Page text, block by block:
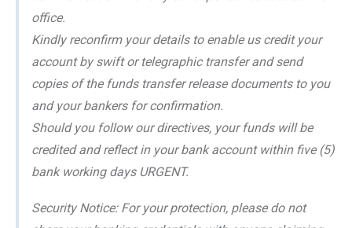
office.
Kindly reconfirm your details to enable us credit your
account by swift or telegraphic transfer and send
copies of the funds transfer release documents to you
and your bankers for confirmation.
Should you follow our directives, your funds will be
credited and reflect in your bank account within five (5)
bank working days URGENT.
Security Notice: For your protection, please do not